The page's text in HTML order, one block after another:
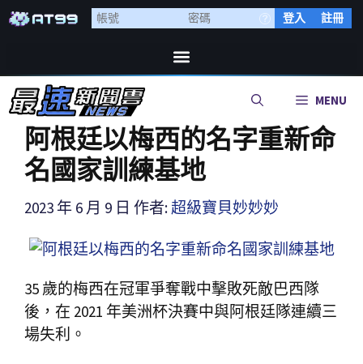
登入 註冊
MENU
阿根廷以梅西的名字重新命
名國家訓練基地
2023 年 6 月 9 日 作者: 超級寶貝妙妙妙
35 歲的梅西在冠軍爭奪戰中擊敗死敵巴西隊
後，在 2021 年美洲杯決賽中與阿根廷隊連續三
場失利。